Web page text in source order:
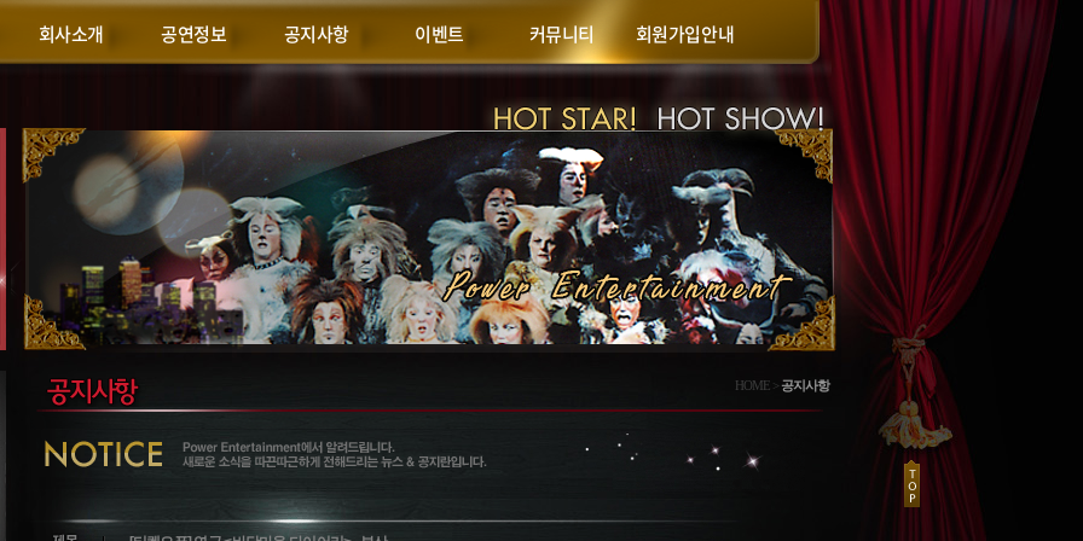
회사소개 공연정보 공지사항 이벤트 커뮤니티 회원가입안내
HOME >공지사항